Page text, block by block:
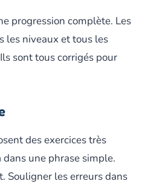
progression complète. Les
les niveaux et tous les
sont tous corrigés pour
des exercices très
une phrase simple.
Souligner les erreurs dans